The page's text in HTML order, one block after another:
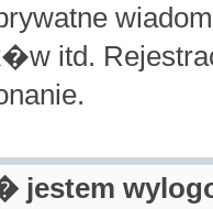
itd.
jestem